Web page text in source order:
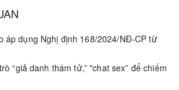
áp dụng Nghị định 168/2024/NĐ-CP từ
“giả danh thám tử,” "chat sex” để chiếm